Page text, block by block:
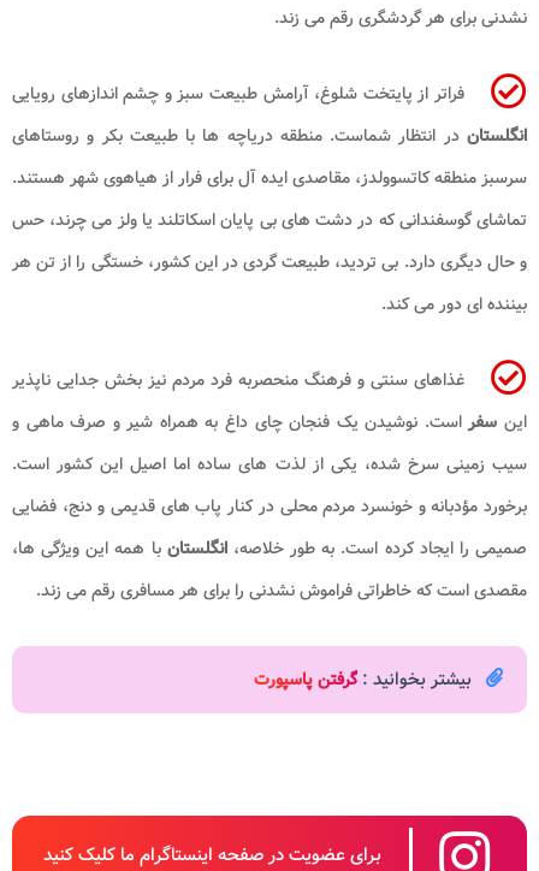
نشدنی برای هر گردشگری رقم می زند.
فراتر از پایتخت شلوغ، آرامش طبیعت سبز و چشم اندازهای رویایی
انگلستان در انتظار شماست. منطقه دریاچه ها با طبیعت بکر و روستاهای
سرسبز منطقه کاتسوولدز، مقاصدی ایده آل برای فرار از هیاهوی شهر هستند.
تماشای گوسفندانی که در دشت های بی پایان اسکاتلند یا ولز می چرند، حس
و حال دیگری دارد. بی تردید، طبیعت گردی در این کشور، خستگی را از تن هر
بیننده ای دور می کند.
غذاهای سنتی و فرهنگ منحصربه فرد مردم نیز بخش جدایی ناپذیر
این سفراست. نوشیدن یک فنجان چای داغ به همراه شیر و صرف ماهی و
سیب زمینی سرخ شده، یکی از لذت های ساده اما اصیل این کشور است.
برخورد مؤدبانه و خونسرد مردم محلی در کنار پاب های قدیمی و دنج، فضایی
صمیمی را ایجاد کرده است. به طور خلاصه،انگلستانبا همه این ویژگی ها،
مقصدی است که خاطراتی فراموش نشدنی را برای هر مسافری رقم می زند.
بیشتر بخوانید : گرفتن پاسپورت
برای عضویت در صفحه اینستاگرام ما کلیک کنید